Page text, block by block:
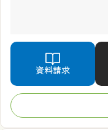
資料請求